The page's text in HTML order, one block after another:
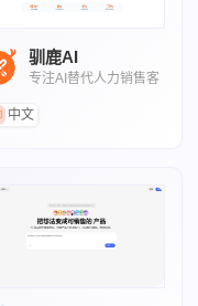
驯鹿AI
专注AI替代人力销售客
中文